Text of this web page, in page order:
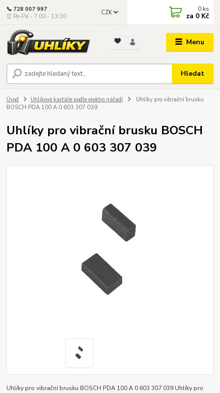
Menu
CZK
Hledat
📞 728 007 997
⏰ Po-Pá - 7:00 - 13:30
0 ks
za 0 Kč
Úvod Uhlíkové kartáče podle elektro nářadí
Uhlíky pro vibrační brusku
BOSCH PDA 100 A 0 603 307 039
Uhlíky pro vibrační brusku BOSCH
PDA 100 A 0 603 307 039
Uhlíky pro vibrační brusku BOSCH PDA 100 A 0 603 307 039 Uhlíky pro